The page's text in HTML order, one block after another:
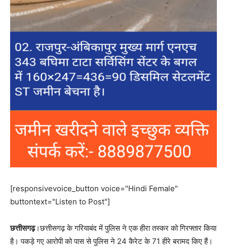
[responsivevoice_button voice="Hindi Female"
buttontext="Listen to Post"]
छत्तीसगढ़।छत्तीसगढ़ के गरियाबंद में पुलिस ने एक हीरा तस्कर को गिरफ्तार किया
है। पकड़े गए आरोपी को पास से पुलिस ने 24 कैरेट के 71 हीरे बरामद किए हैं।